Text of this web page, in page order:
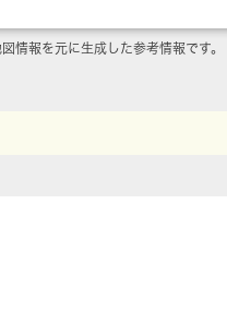
情報を元に生成した参考情報です。